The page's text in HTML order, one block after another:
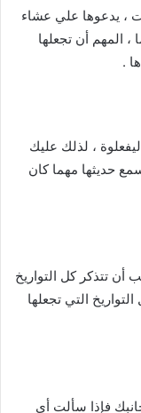
، يدعوها علي عشاء
المهم أن تجعلها
.
، لذلك عليك
حديثها مهما كان
أن تتذكر كل التواريخ
التي تجعلها
فإذا سألت أي